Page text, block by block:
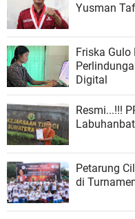
Yusman
Friska
Digital
‎Resmi...!!!
Petarung
di